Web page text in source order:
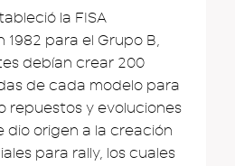
la FISA
para el Grupo B,
debían crear 200
de cada modelo para
repuestos y evoluciones
dio origen a la creación
para rally, los cuales